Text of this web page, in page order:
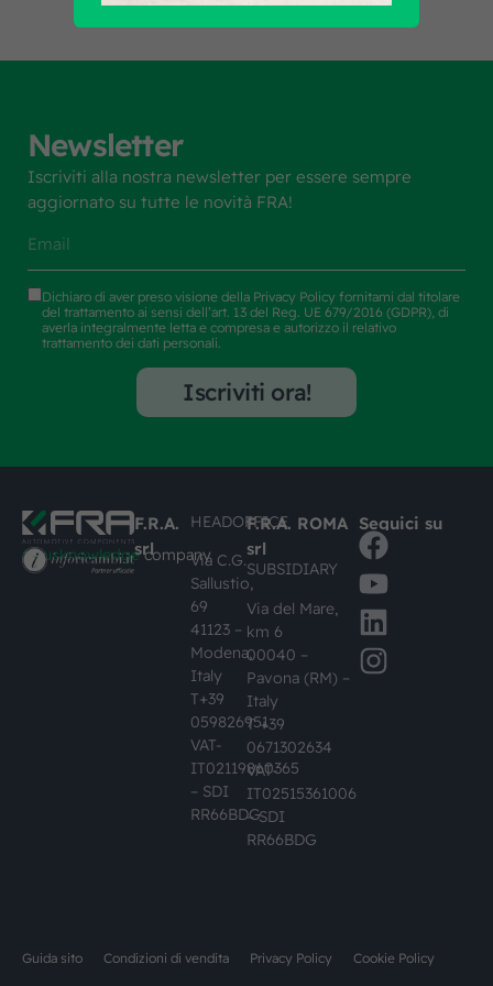
Newsletter
Iscriviti alla nostra newsletter per essere sempre
aggiornato su tutte le novità FRA!
Dichiaro di aver preso visione della Privacy Policy fornitami dal titolare
del trattamento ai sensi dell’art. 13 del Reg. UE 679/2016 (GDPR), di
averla integralmente letta e compresa e autorizzo il relativo
trattamento dei dati personali.
Iscriviti ora!
#busknowledgecompany
F.R.A.
srl
HEADOFFICE
Via C.G.
Sallustio,
69
41123 –
Modena,
Italy
T+39
059826951
VAT-
IT02119860365
– SDI
RR66BDG
F.R.A. ROMA
srl
SUBSIDIARY
Via del Mare,
km 6
00040 –
Pavona (RM) –
Italy
T +39
0671302634
VAT-
IT02515361006
– SDI
RR66BDG
Seguici su
Guida sito Condizioni di vendita Privacy Policy Cookie Policy